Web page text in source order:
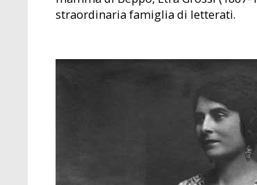
straordinaria famiglia di letterati.